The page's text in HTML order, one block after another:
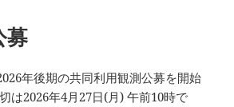
募
年後期の共同利用観測公募を開始
は2026年4月27日(月) 午前10時で